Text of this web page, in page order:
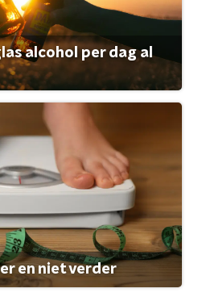
alcohol per dag al
en niet verder